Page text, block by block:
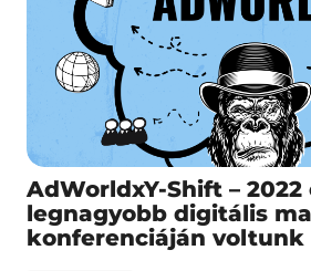
AdWorldxY-Shift –
legnagyobb digitális
konferenciáján voltunk